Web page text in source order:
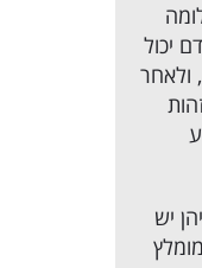
יכול
ולאחר
יש